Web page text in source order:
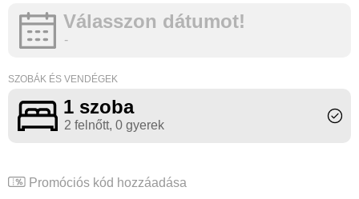
Válasszon dátumot!
-
SZOBÁK ÉS VENDÉGEK
1 szoba
2 felnőtt, 0 gyerek
Promóciós kód hozzáadása